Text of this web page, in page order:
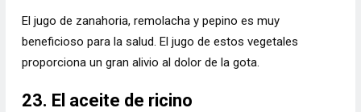
El jugo de zanahoria, remolacha y pepino es muy
beneficioso para la salud. El jugo de estos vegetales
proporciona un gran alivio al dolor de la gota.
23. El aceite de ricino